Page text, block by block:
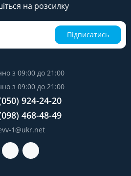
на розсилку
Підписатись
з 09:00 до 21:00
з 09:00 до 21:00
924-24-20
468-48-49
1@ukr.net